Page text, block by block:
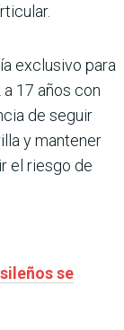
exclusivo para
17 años con
de seguir
y mantener
el riesgo de
se